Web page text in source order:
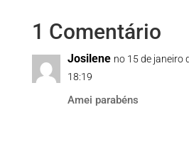
1 Comentário
Josilene no 15 de janeiro
18:19
Amei parabéns